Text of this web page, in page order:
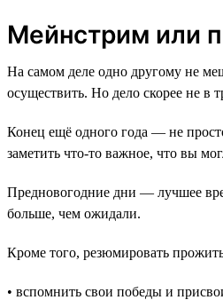
Мейнстрим или
На самом деле одно другому не
осуществить. Но дело скорее не в
Конец ещё одного года — не
заметить что-то важное, что вы
Предновогодние дни — лучшее
больше, чем ожидали.
Кроме того, резюмировать
• вспомнить свои победы и